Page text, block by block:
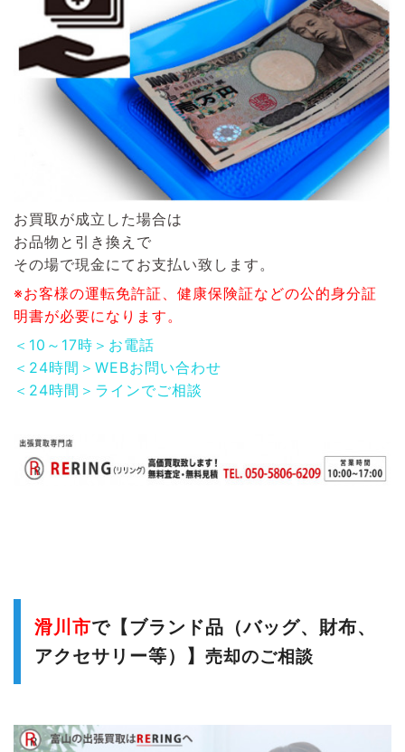
お買取が成立した場合は
お品物と引き換えで
その場で現金にてお支払い致します。
※お客様の運転免許証、健康保険証などの公的身分証
明書が必要になります。
＜10～17時＞お電話
＜24時間＞WEBお問い合わせ
＜24時間＞ラインでご相談
滑川市で【ブランド品（バッグ、財布、
アクセサリー等）
】 売却のご相談